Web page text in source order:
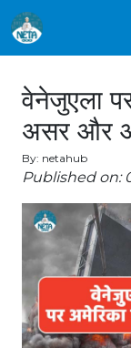
वेनेजुएला
असर और
By: netahub
Published on: